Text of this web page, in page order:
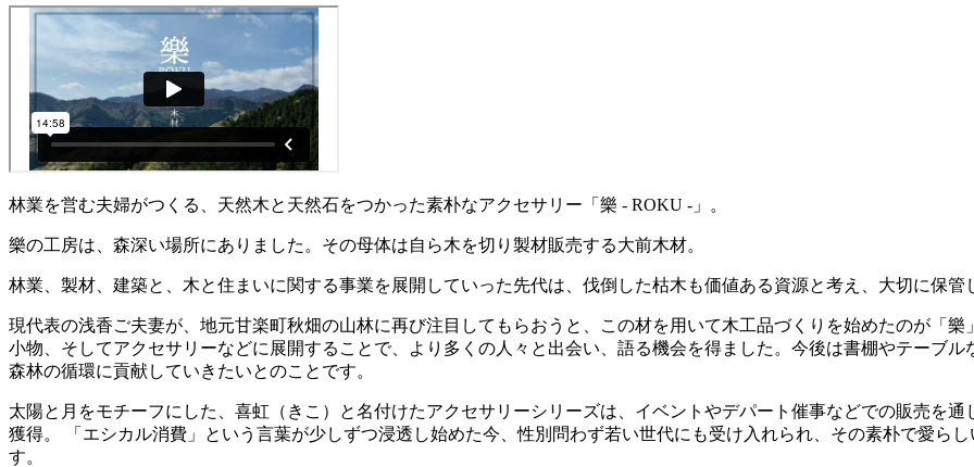
林業を営む夫婦がつくる、天然木と天然石をつかった素朴なアクセサリー「樂 - ROKU -」。
樂の工房は、森深い場所にありました。その母体は自ら木を切り製材販売する大前木材。
林業、製材、建築と、木と住まいに関する事業を展開していった先代は、伐倒した枯木も価値ある資源と考え、大切に保管
現代表の浅香ご夫妻が、地元甘楽町秋畑の山林に再び注目してもらおうと、この材を用いて木工品づくりを始めたのが「
小物、そしてアクセサリーなどに展開することで、より多くの人々と出会い、語る機会を得ました。今後は書棚やテーブ
森林の循環に貢献していきたいとのことです。
太陽と月をモチーフにした、喜虹（きこ）と名付けたアクセサリーシリーズは、イベントやデパート催事などでの販売を
獲得。 「エシカル消費」という言葉が少しずつ浸透し始めた今、性別問わず若い世代にも受け入れられ、その素朴で愛ら
す。